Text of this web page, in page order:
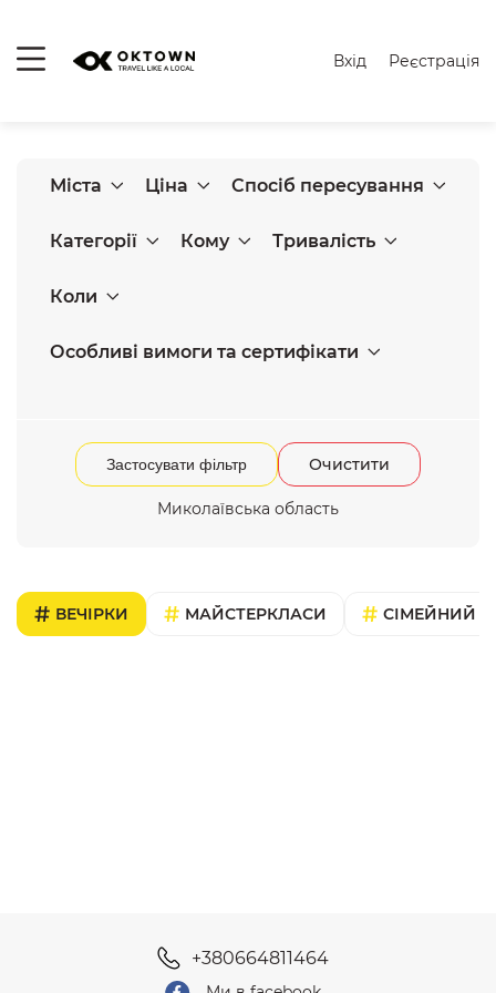
Вхід Реєстрація
Міста Ціна Спосіб пересування
Категорії Кому Тривалість
Коли
Особливі вимоги та сертифікати
Застосувати фільтр Очистити
Миколаївська область
ВЕЧІРКИ МАЙСТЕРКЛАСИ СІМЕЙНИЙ
+380664811464